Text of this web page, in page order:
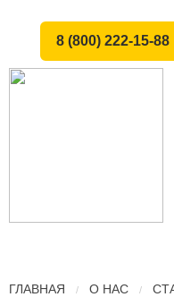
8 (800) 222-15-88
ГЛАВНАЯ О НАС